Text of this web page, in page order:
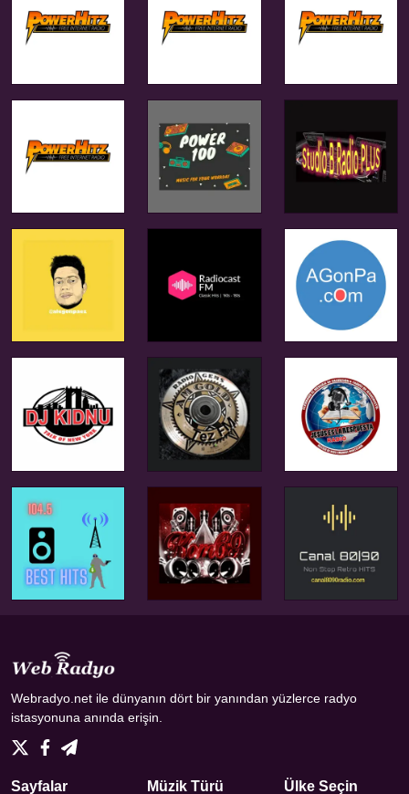
Webradyo.net ile dünyanın dört bir yanından yüzlerce radyo
istasyonuna anında erişin.
Sayfalar Müzik Türü Ülke Seçin